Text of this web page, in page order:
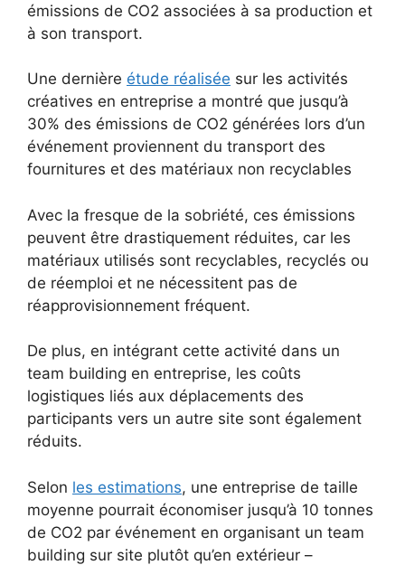
émissions de CO2 associées à sa production et
à son transport.
Une dernière étude réalisée sur les activités
créatives en entreprise a montré que jusqu’à
30% des émissions de CO2 générées lors d’un
événement proviennent du transport des
fournitures et des matériaux non recyclables
Avec la fresque de la sobriété, ces émissions
peuvent être drastiquement réduites, car les
matériaux utilisés sont recyclables, recyclés ou
de réemploi et ne nécessitent pas de
réapprovisionnement fréquent.
De plus, en intégrant cette activité dans un
team building en entreprise, les coûts
logistiques liés aux déplacements des
participants vers un autre site sont également
réduits.
Selon les estimations, une entreprise de taille
moyenne pourrait économiser jusqu’à 10 tonnes
de CO2 par événement en organisant un team
building sur site plutôt qu’en extérieur –